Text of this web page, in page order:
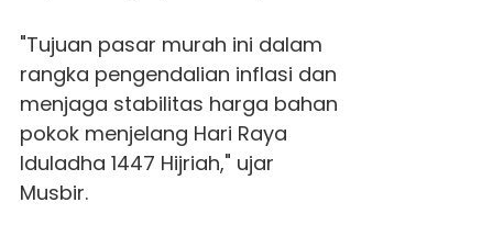
"Tujuan pasar murah ini dalam
rangka pengendalian inflasi dan
menjaga stabilitas harga bahan
pokok menjelang Hari Raya
Iduladha 1447 Hijriah," ujar
Musbir.